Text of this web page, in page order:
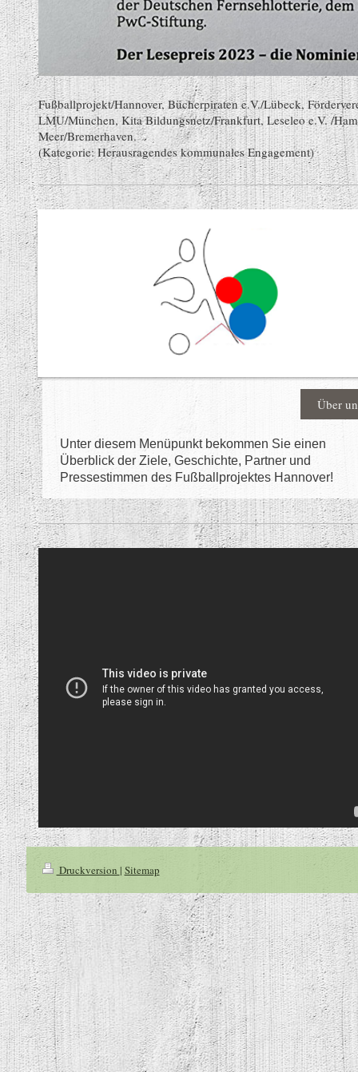
Fußballprojekt/Hannover, Bücherpiraten e.V./Lübeck,
LMU/München, Kita Bildungsnetz/Frankfurt, Leseleo e.V. /
Meer/Bremerhaven.
(Kategorie: Herausragendes kommunales Engagement)
Über
Unter diesem Menüpunkt bekommen Sie einen
Überblick der Ziele, Geschichte, Partner und
Pressestimmen des Fußballprojektes Hannover!
Druckversion | Sitemap